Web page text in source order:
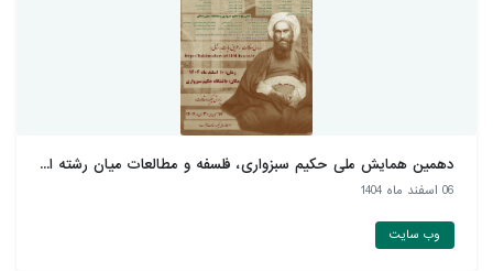
دهمین همایش ملی حکیم سبزواری، فلسفه و مطالعات میان رشته ا...
06 اسفند ماه 1404
وب سایت